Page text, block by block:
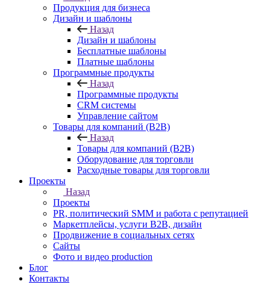
Продукция для бизнеса
Дизайн и шаблоны
Назад
Дизайн и шаблоны
Бесплатные шаблоны
Платные шаблоны
Программные продукты
Назад
Программные продукты
CRM системы
Управление сайтом
Товары для компаний (B2B)
Назад
Товары для компаний (B2B)
Оборудование для торговли
Расходные товары для торговли
Проекты
Назад
Проекты
PR, политический SMM и работа с репутацией
Маркетплейсы, услуги B2B, дизайн
Продвижение в социальных сетях
Сайты
Фото и видео production
Блог
Контакты